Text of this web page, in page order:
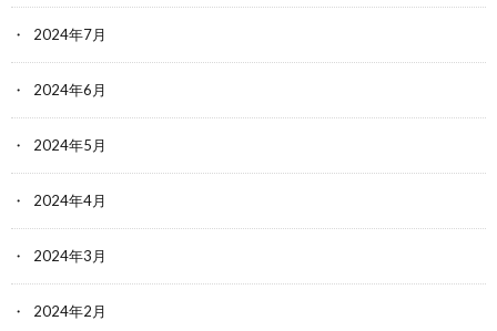
2024年7月
2024年6月
2024年5月
2024年4月
2024年3月
2024年2月